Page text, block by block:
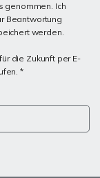
genommen. Ich
Beantwortung
werden.
die Zukunft per E-
*